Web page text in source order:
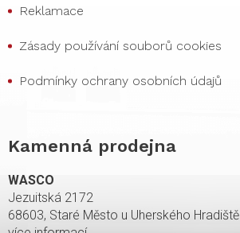
Reklamace
Zásady používání souborů cookies
Podmínky ochrany osobních údajů
Kamenná prodejna
WASCO
Jezuitská 2172
68603, Staré Město u Uherského Hradiště